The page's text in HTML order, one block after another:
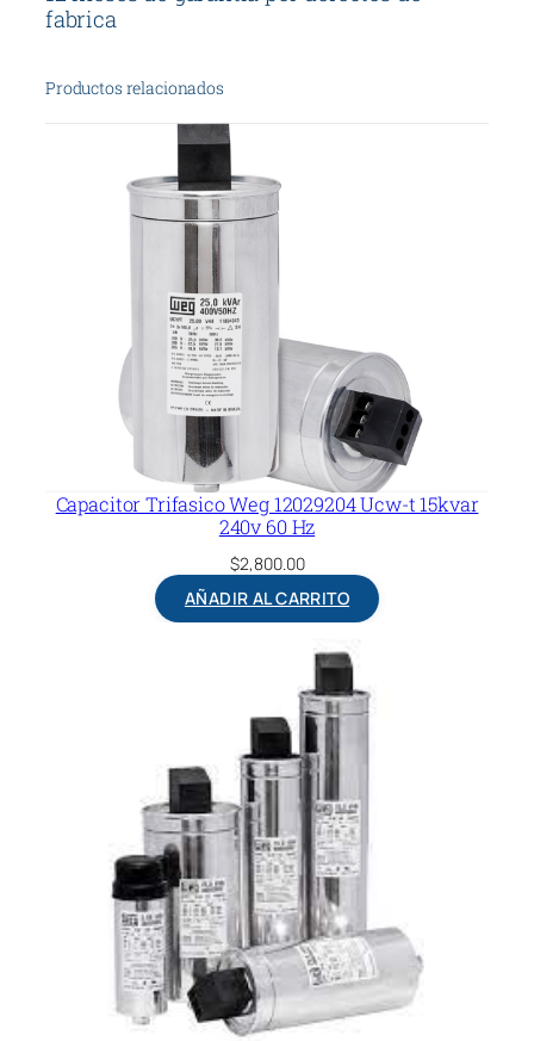
5
5
fabrica
Productos relacionados
Capacitor Trifasico Weg 12029204 Ucw-t 15kvar
240v 60 Hz
$2,800.00
AÑADIR AL CARRITO